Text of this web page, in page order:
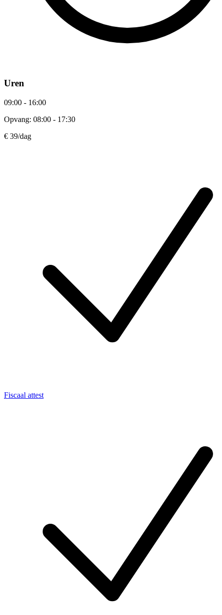
Uren
09:00 - 16:00
Opvang: 08:00 - 17:30
€ 39/dag
Fiscaal attest